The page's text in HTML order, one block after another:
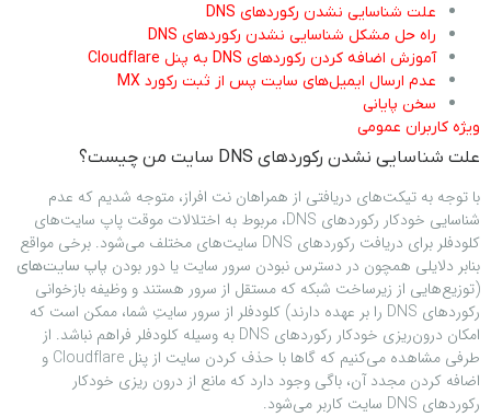
علت شناسایی نشدن رکوردهای DNS
راه حل مشکل شناسایی نشدن رکوردهای DNS
آموزش اضافه کردن رکوردهای DNS به پنل Cloudflare
عدم ارسال ایمیل‌های سایت پس از ثبت رکورد MX
سخن پایانی
ویژه کاربران عمومی
علت شناسایی نشدن رکوردهای DNS سایت من چیست؟
با توجه به تیکت‌های دریافتی از همراهان نت افراز، متوجه شدیم که عدم
شناسایی خودکار رکوردهای DNS، مربوط به اختلالات موقت پاپ سایت‌های
کلودفلر برای دریافت رکوردهای DNS سایت‌های مختلف می‌شود. برخی مواقع
بنابر دلایلی همچون در دسترس نبودن سرور سایت یا دور بودن پاپ سایت‌های
(توزیع‌هایی از زیرساخت شبکه که مستقل از سرور هستند و وظیفه بازخوانی
رکوردهای DNS را بر عهده دارند) کلودفلر از سرور سایتِ شما، ممکن است که
امکان درون‌ریزی خودکار رکوردهای DNS به وسیله کلودفلر فراهم نباشد. از
طرفی مشاهده می‌کنیم که گاها با حذف کردن سایت از پنل Cloudflare و
اضافه کردن مجدد آن، باگی وجود دارد که مانع از درون ریزی خودکار
رکوردهای DNS سایت کاربر می‌شود.